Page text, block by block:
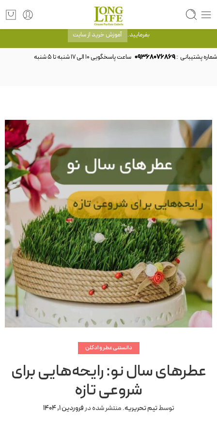
توجه! برند لانگ لایف رایحه های معروف را با شیشه و بسته بندی خود شرکت لانگ لایف
عرضه می کند.که با انتخاب حجم هر ادکلنی می توانید شیشه و بسته بندی را ملاحظه
بفرمایید. آموزش خرید از سایت
شماره پشتیبانی :09368076869
دانستنی عطر و ادکلن
عطرهای سال نو: رایحه‌هایی برای
شروعی تازه
توسطتیم تحریریه.منتشر شده درفروردین 1, 1404